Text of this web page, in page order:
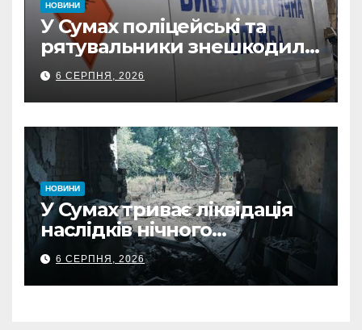
НОВИНИ
У Сумах поліцейські та
рятувальники знешкодили
500-кілограмову авіабомбу
росіян
6 СЕРПНЯ, 2026
НОВИНИ
У Сумах триває ліквідація
наслідків нічного
масованого удару КАБами
6 СЕРПНЯ, 2026